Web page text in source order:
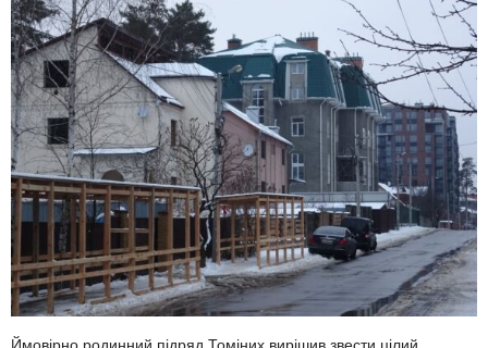
Ймовірно родинний підряд Томіних вирішив звести цілий